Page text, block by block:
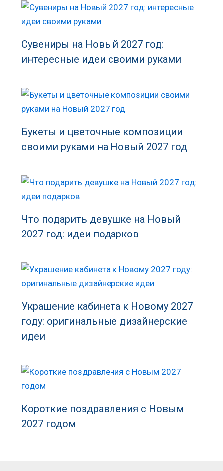
Сувениры на Новый 2027 год:
интересные идеи своими руками
Букеты и цветочные композиции
своими руками на Новый 2027 год
Что подарить девушке на Новый
2027 год: идеи подарков
Украшение кабинета к Новому 2027
году: оригинальные дизайнерские
идеи
Короткие поздравления с Новым
2027 годом